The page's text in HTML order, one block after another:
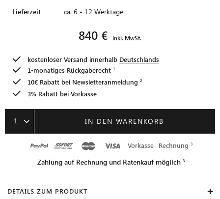
Lieferzeit ca. 6 - 12 Werktage
840 € inkl. MwSt.
kostenloser Versand innerhalb Deutschlands
1-monatiges Rückgaberecht
10€ Rabatt bei Newsletteranmeldung
3% Rabatt bei Vorkasse
1 IN DEN WARENKORB
Vorkasse Rechnung
Zahlung auf Rechnung und Ratenkauf möglich
DETAILS ZUM PRODUKT